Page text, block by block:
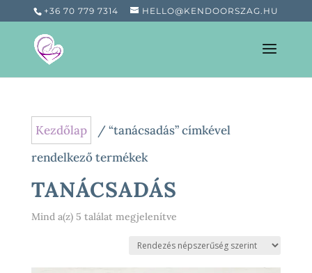
+36 70 779 7314 HELLO@KENDOORSZAG.HU
Kezdőlap
/ “tanácsadás” címkével
rendelkező termékek
TANÁCSADÁS
Mind a(z) 5 találat megjelenítveSorted
popularity